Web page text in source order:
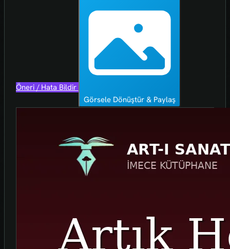
Öneri / Hata Bildir
Görsele Dönüştür & Paylaş